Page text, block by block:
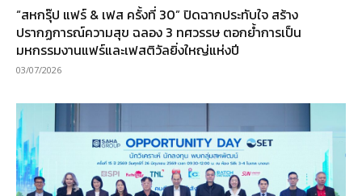
“สหกรุ๊ป แฟร์ & เฟส ครั้งที่ 30” ปิดฉากประทับใจ สร้าง
ปรากฏการณ์ความสุข ฉลอง 3 ทศวรรษ ตอกย้ำการเป็น
มหกรรมงานแฟร์และเฟสติวัลยิ่งใหญ่แห่งปี
03/07/2026